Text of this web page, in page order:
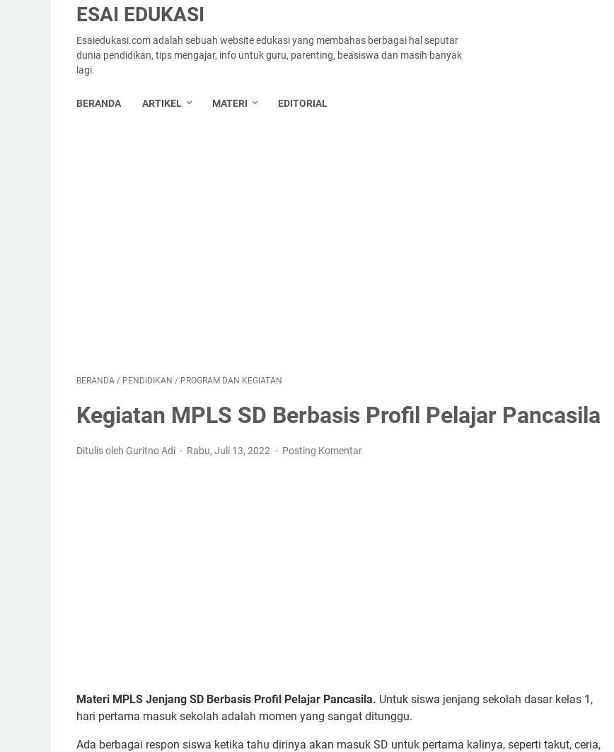
ESAI EDUKASI
Esaiedukasi.com adalah sebuah website edukasi yang membahas berbagai hal seputar
dunia pendidikan, tips mengajar, info untuk guru, parenting, beasiswa dan masih banyak
lagi.
BERANDA ARTIKEL MATERI EDITORIAL
BERANDA / PENDIDIKAN / PROGRAM DAN KEGIATAN
Kegiatan MPLS SD Berbasis Profil Pelajar Pancasila
Ditulis oleh Guritno Adi Rabu, Juli 13, 2022 Posting Komentar
Materi MPLS Jenjang SD Berbasis Profil Pelajar Pancasila. Untuk siswa jenjang sekolah dasar kelas 1,
hari pertama masuk sekolah adalah momen yang sangat ditunggu.
Ada berbagai respon siswa ketika tahu dirinya akan masuk SD untuk pertama kalinya, seperti takut, ceria,